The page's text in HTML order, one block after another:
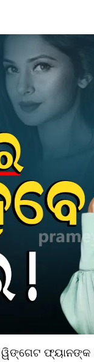
ଫ୍ୟାନଙ୍କ